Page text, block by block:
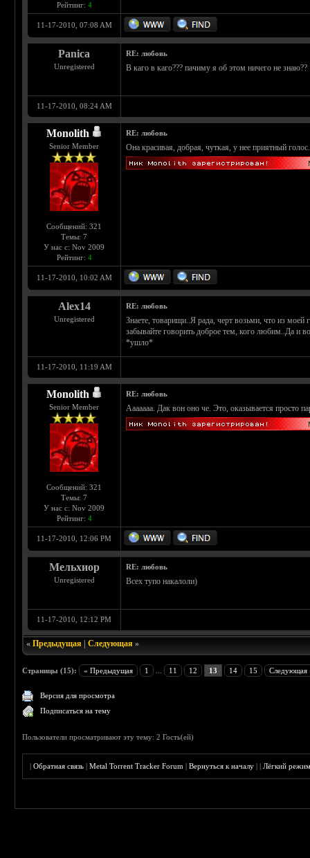
Рейтинг: 4
11-17-2010, 07:08 AM
Panica
Unregistered
RE: любовь
В каго в каго??? пачиму я об этом ничего не знаю??
11-17-2010, 08:24 AM
Monolith
Senior Member
Сообщений: 321
Темы: 7
У нас с: Nov 2009
Рейтинг: 4
RE: любовь
Она красивая, добрая, чуткая, у нее приятный
11-17-2010, 10:02 AM
Alex14
Unregistered
RE: любовь
Знаете, товарищи..Я рада, черт возьми, что из
забывайте говорить доброе тем, кого любим..Да и
*ушло*
11-17-2010, 11:19 AM
Monolith
Senior Member
Сообщений: 321
Темы: 7
У нас с: Nov 2009
Рейтинг: 4
RE: любовь
Ааааааа. Дак вон оно че. Это, оказывается просто
11-17-2010, 12:06 PM
Мельхиор
Unregistered
RE: любовь
Всех тупо накалоли)
11-17-2010, 12:12 PM
«Предыдущая |Следующая »
Страницы (15): « Предыдущая 1 11 12 13 14 15 Следующая
Версия для просмотра
Подписаться на тему
Пользователи просматривают эту тему: 2 Гость(ей)
|Обратная связь |Metal Torrent Tracker Forum |Вернуться к началу ||Лёгкий